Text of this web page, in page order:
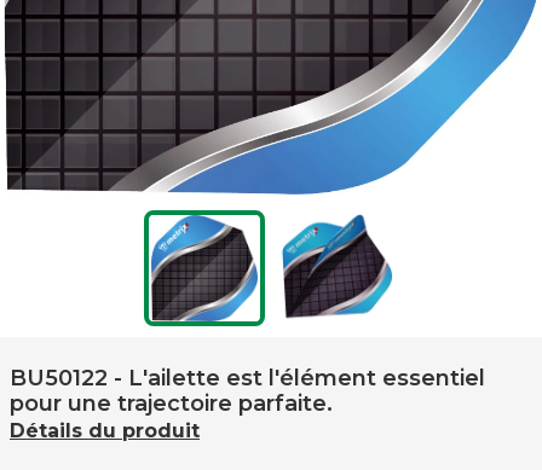
BU50122 - L'ailette est l'élément essentiel
pour une trajectoire parfaite.
Détails du produit